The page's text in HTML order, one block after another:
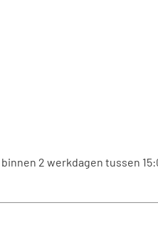
2 werkdagen tussen